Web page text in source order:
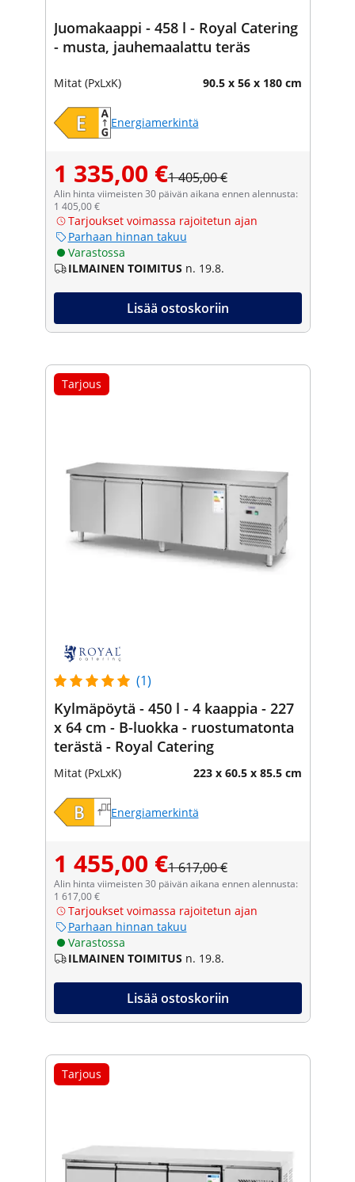
Juomakaappi - 458 l - Royal Catering
- musta, jauhemaalattu teräs
Mitat (PxLxK) 90.5 x 56 x 180 cm
Energiamerkintä
1 335,00 €1 405,00 €
Alin hinta viimeisten 30 päivän aikana ennen alennusta:
1 405,00 €
Tarjoukset voimassa rajoitetun ajan
Parhaan hinnan takuu
Varastossa
ILMAINEN TOIMITUS n. 19.8.
Lisää ostoskoriin
Tarjous
(1)
Kylmäpöytä - 450 l - 4 kaappia - 227
x 64 cm - B-luokka - ruostumatonta
terästä - Royal Catering
Mitat (PxLxK) 223 x 60.5 x 85.5 cm
Energiamerkintä
1 455,00 €1 617,00 €
Alin hinta viimeisten 30 päivän aikana ennen alennusta:
1 617,00 €
Tarjoukset voimassa rajoitetun ajan
Parhaan hinnan takuu
Varastossa
ILMAINEN TOIMITUS n. 19.8.
Lisää ostoskoriin
Tarjous